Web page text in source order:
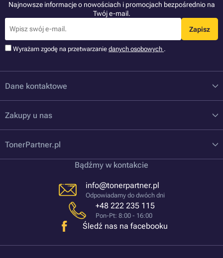
Najnowsze informacje o nowościach i promocjach bezpośrednio na
Twój e-mail.
Zapisz
Wyrażam zgodę na przetwarzanie danych osobowych .
Dane kontaktowe
Zakupy u nas
TonerPartner.pl
Bądźmy w kontakcie
info@tonerpartner.pl
Odpowiadamy do dwóch dni
+48 222 235 115
Pon-Pt: 8:00 - 16:00
Śledź nas na facebooku